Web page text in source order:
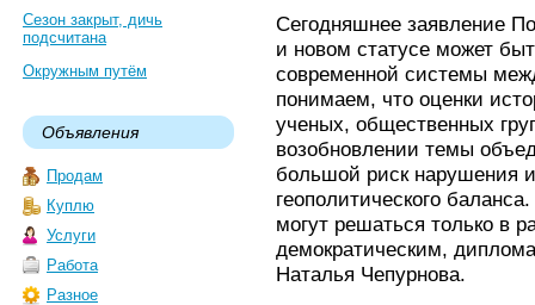
Сезон закрыт, дичь
подсчитана
Окружным путём
Объявления
Продам
Куплю
Услуги
Работа
Разное
Сегодняшнее заявление
и новом статусе может
современной системы
понимаем, что оценки
ученых, общественных
возобновлении темы
большой риск нарушения и
геополитического
могут решаться только в
демократическим,
Наталья Чепурнова.